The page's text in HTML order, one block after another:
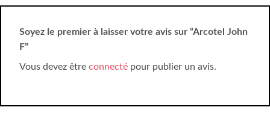
Soyez le premier à laisser votre avis sur “Arcotel John
F”
Vous devez être connecté pour publier un avis.